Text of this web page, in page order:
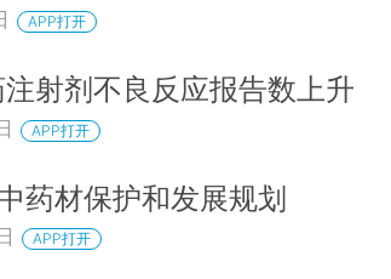
APP打开
射剂不良反应报告数上升
APP打开
药材保护和发展规划
APP打开